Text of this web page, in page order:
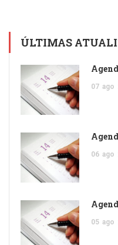
ÚLTIMAS
07 ago
06 ago
05 ago